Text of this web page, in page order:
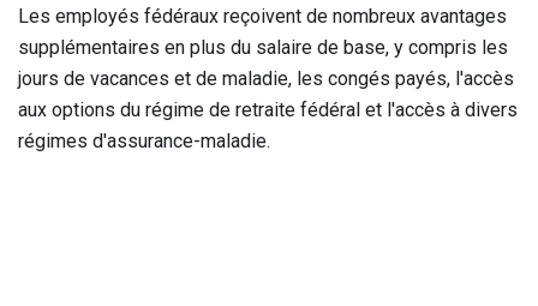
Les employés fédéraux reçoivent de nombreux avantages
supplémentaires en plus du salaire de base, y compris les
jours de vacances et de maladie, les congés payés, l'accès
aux options du régime de retraite fédéral et l'accès à divers
régimes d'assurance-maladie.